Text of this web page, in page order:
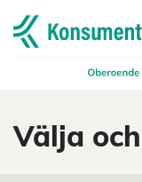
Navigera till startsidan
Välja